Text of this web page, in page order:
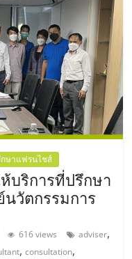
ษาแฟรนไชส์
บริการที่ปรึกษา
วัตกรรมการ
616 views adviser,
,consultation,